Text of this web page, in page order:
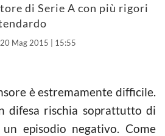
di Serie A con più rigori
20 Mag 2015 | 15:55
è estremamente difficile.
difesa rischia soprattutto di
episodio negativo. Come